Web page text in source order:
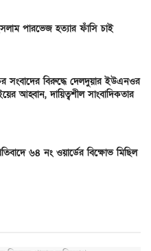
পারভেজ হত্যার ফাঁসি চাই
সংবাদের বিরুদ্ধে দেলদুয়ার ইউএনওর
আহ্বান, দায়িত্বশীল সাংবাদিকতার
৬৪ নং ওয়ার্ডের বিক্ষোভ মিছিল